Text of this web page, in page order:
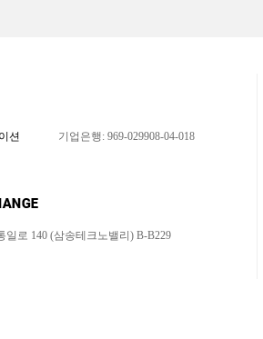
션 기업은행: 969-029908-04-018
일로 140 (삼송테크노밸리) B-B229